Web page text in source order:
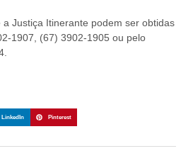
Justiça Itinerante podem ser obtidas
1907, (67) 3902-1905 ou pelo
LinkedIn Pinterest